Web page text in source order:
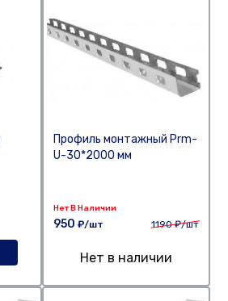
Профиль монтажный Prm-
U-30*2000 мм
Нет В Наличии
950 ₽/шт 1190₽/шт
Нет в наличии